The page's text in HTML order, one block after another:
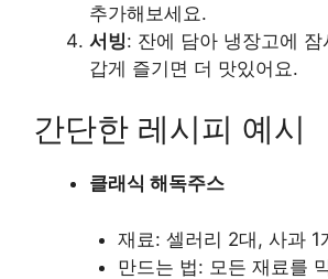
추가해보세요.
서빙: 잔에 담아 냉장고에
갑게 즐기면 더 맛있어요.
간단한 레시피 예시
클래식 해독주스
재료: 셀러리 2대, 사과 1
만드는 법: 모든 재료를